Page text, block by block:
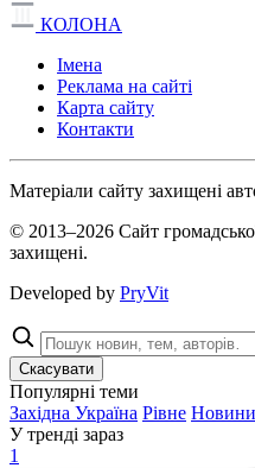
КОЛОНА
Імена
Реклама на сайті
Карта сайту
Контакти
Матеріали сайту захищені
© 2013–2026 Сайт
захищені.
Developed by PryVit
Скасувати
Популярні теми
Західна Україна Рівне Новини
У тренді зараз
1